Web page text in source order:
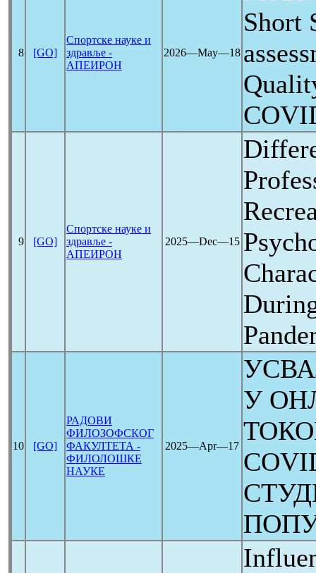
8 [GO]
Спортске науке и
здравље -
АПЕИРОН
2026―May―18
Short
9 [GO]
Спортске науке и
здравље -
АПЕИРОН
2025―Dec―15
10 [GO]
РАДОВИ
ФИЛОЗОФСКОГ
ФАКУЛТЕТА -
ФИЛОЛОШКЕ
НАУКЕ
2025―Apr―17
У